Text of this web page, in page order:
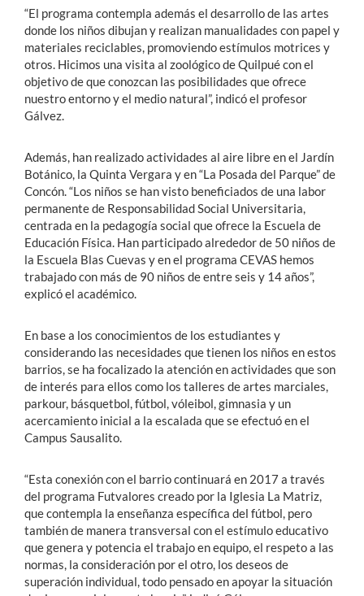
“El programa contempla además el desarrollo de las artes
donde los niños dibujan y realizan manualidades con papel y
materiales reciclables, promoviendo estímulos motrices y
otros. Hicimos una visita al zoológico de Quilpué con el
objetivo de que conozcan las posibilidades que ofrece
nuestro entorno y el medio natural”, indicó el profesor
Gálvez.
Además, han realizado actividades al aire libre en el Jardín
Botánico, la Quinta Vergara y en “La Posada del Parque” de
Concón. “Los niños se han visto beneficiados de una labor
permanente de Responsabilidad Social Universitaria,
centrada en la pedagogía social que ofrece la Escuela de
Educación Física. Han participado alrededor de 50 niños de
la Escuela Blas Cuevas y en el programa CEVAS hemos
trabajado con más de 90 niños de entre seis y 14 años”,
explicó el académico.
En base a los conocimientos de los estudiantes y
considerando las necesidades que tienen los niños en estos
barrios, se ha focalizado la atención en actividades que son
de interés para ellos como los talleres de artes marciales,
parkour, básquetbol, fútbol, vóleibol, gimnasia y un
acercamiento inicial a la escalada que se efectuó en el
Campus Sausalito.
“Esta conexión con el barrio continuará en 2017 a través
del programa Futvalores creado por la Iglesia La Matriz,
que contempla la enseñanza específica del fútbol, pero
también de manera transversal con el estímulo educativo
que genera y potencia el trabajo en equipo, el respeto a las
normas, la consideración por el otro, los deseos de
superación individual, todo pensado en apoyar la situación